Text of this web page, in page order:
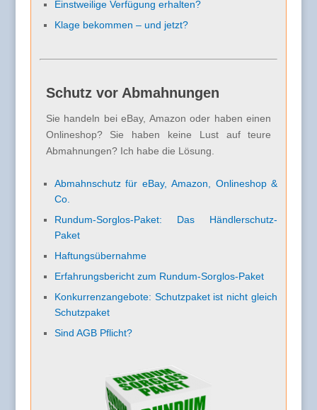
Einstweilige Verfügung erhalten?
Klage bekommen – und jetzt?
Schutz vor Abmahnungen
Sie handeln bei eBay, Amazon oder haben einen
Onlineshop? Sie haben keine Lust auf teure
Abmahnungen? Ich habe die Lösung.
Abmahnschutz für eBay, Amazon, Onlineshop &
Co.
Rundum-Sorglos-Paket: Das Händlerschutz-
Paket
Haftungsübernahme
Erfahrungsbericht zum Rundum-Sorglos-Paket
Konkurrenzangebote: Schutzpaket ist nicht gleich
Schutzpaket
Sind AGB Pflicht?